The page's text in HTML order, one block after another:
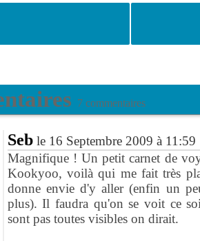
7 commentaires
Seble 16 Septembre 2009 à 11:59
Magnifique ! Un petit carnet de
Kookyoo, voilà qui me fait très
donne envie d'y aller (enfin un
plus). Il faudra qu'on se voit ce
sont pas toutes visibles on dirait.